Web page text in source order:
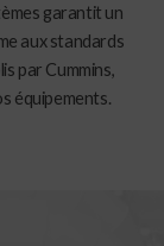
garantit un
aux standards
par Cummins,
équipements.